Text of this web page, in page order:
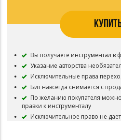
Вы получаете инструментал в
Указание авторства
Исключительные права
Бит навсегда снимается с
По желанию покупателя
правки к инструменталу
Исключительное право не